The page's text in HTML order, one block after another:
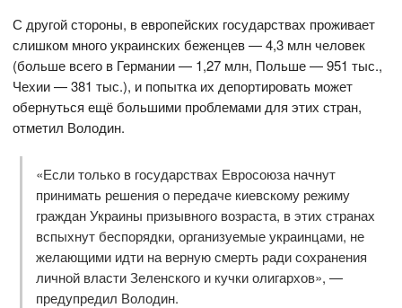
С другой стороны, в европейских государствах проживает
слишком много украинских беженцев — 4,3 млн человек
(больше всего в Германии — 1,27 млн, Польше — 951 тыс.,
Чехии — 381 тыс.), и попытка их депортировать может
обернуться ещё большими проблемами для этих стран,
отметил Володин.
«Если только в государствах Евросоюза начнут
принимать решения о передаче киевскому режиму
граждан Украины призывного возраста, в этих странах
вспыхнут беспорядки, организуемые украинцами, не
желающими идти на верную смерть ради сохранения
личной власти Зеленского и кучки олигархов», —
предупредил Володин.